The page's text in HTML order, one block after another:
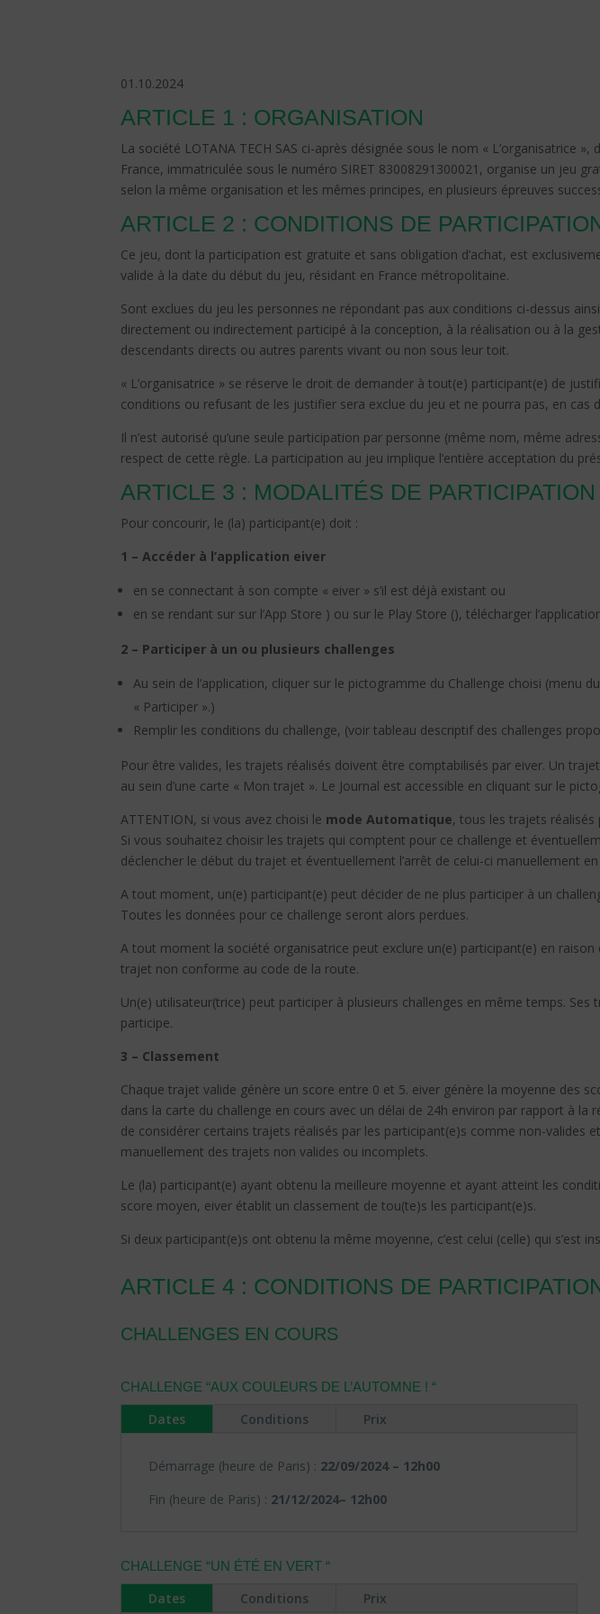
01.10.2024
ARTICLE 1 : ORGANISATION
La société LOTANA TECH SAS ci-après désignée sous le nom « L’organisatrice
France, immatriculée sous le numéro SIRET 83008291300021, organise un jeu
selon la même organisation et les mêmes principes, en plusieurs épreuves
ARTICLE 2 : CONDITIONS DE
Ce jeu, dont la participation est gratuite et sans obligation d’achat, est
valide à la date du début du jeu, résidant en France métropolitaine.
Sont exclues du jeu les personnes ne répondant pas aux conditions ci-dessus
directement ou indirectement participé à la conception, à la réalisation ou à la
descendants directs ou autres parents vivant ou non sous leur toit.
« L’organisatrice » se réserve le droit de demander à tout(e) participant(e) de
conditions ou refusant de les justifier sera exclue du jeu et ne pourra pas, en cas
Il n’est autorisé qu’une seule participation par personne (même nom, même
respect de cette règle. La participation au jeu implique l’entière acceptation du
ARTICLE 3 : MODALITÉS DE
Pour concourir, le (la) participant(e) doit :
1 – Accéder à l’application eiver
en se connectant à son compte « eiver » s’il est déjà existant ou
en se rendant sur sur l’App Store ) ou sur le Play Store (), télécharger
2 – Participer à un ou plusieurs challenges
Au sein de l’application, cliquer sur le pictogramme du Challenge choisi (menu
« Participer ».)
Remplir les conditions du challenge, (voir tableau descriptif des challenges
Pour être valides, les trajets réalisés doivent être comptabilisés par eiver. Un
au sein d’une carte « Mon trajet ». Le Journal est accessible en cliquant sur le
ATTENTION, si vous avez choisi le mode Automatique, tous les trajets réalisés
Si vous souhaitez choisir les trajets qui comptent pour ce challenge et
déclencher le début du trajet et éventuellement l’arrêt de celui-ci manuellement
A tout moment, un(e) participant(e) peut décider de ne plus participer à un
Toutes les données pour ce challenge seront alors perdues.
A tout moment la société organisatrice peut exclure un(e) participant(e) en
trajet non conforme au code de la route.
Un(e) utilisateur(trice) peut participer à plusieurs challenges en même temps.
participe.
3 – Classement
Chaque trajet valide génère un score entre 0 et 5. eiver génère la moyenne des
dans la carte du challenge en cours avec un délai de 24h environ par rapport à
de considérer certains trajets réalisés par les participant(e)s comme non-valides
manuellement des trajets non valides ou incomplets.
Le (la) participant(e) ayant obtenu la meilleure moyenne et ayant atteint les
score moyen, eiver établit un classement de tou(te)s les participant(e)s.
Si deux participant(e)s ont obtenu la même moyenne, c’est celui (celle) qui s’est
ARTICLE 4 : CONDITIONS DE
CHALLENGES EN COURS
CHALLENGE “AUX COULEURS DE L’AUTOMNE ! “
Dates Conditions Prix
Démarrage (heure de Paris) : 22/09/2024– 12h00
Fin (heure de Paris) : 21/12/2024– 12h00
CHALLENGE “UN ÉTÉ EN VERT “
Dates Conditions Prix